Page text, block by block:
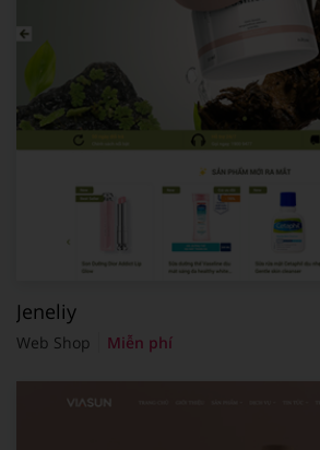
Jeneliy
Web Shop Miễn phí